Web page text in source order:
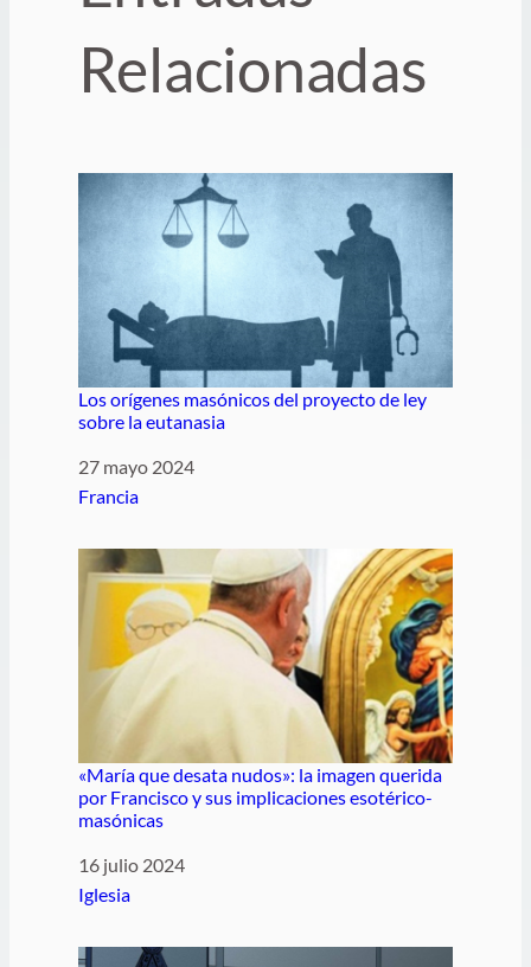
Relacionadas
Los orígenes masónicos del proyecto de ley
sobre la eutanasia
Fecha
27 mayo 2024
Respecto a
Francia
«María que desata nudos»: la imagen querida
por Francisco y sus implicaciones esotérico-
masónicas
Fecha
16 julio 2024
Respecto a
Iglesia